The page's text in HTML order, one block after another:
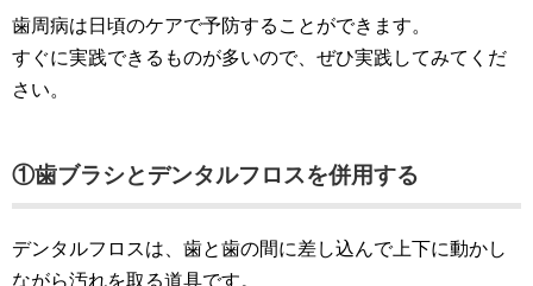
歯周病は日頃のケアで予防することができます。
すぐに実践できるものが多いので、ぜひ実践してみてくだ
さい。
①歯ブラシとデンタルフロスを併用する
デンタルフロスは、歯と歯の間に差し込んで上下に動かし
ながら汚れを取る道具です。